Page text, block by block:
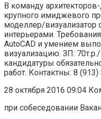
В команду
крупного имиджевого
моделлер/
интерьерами.
AutoCAD и умением
визуализацию. ЗП:
кандидатуры
работ. Контактны: 8
28 октября 2016 09:04
при собеседовании